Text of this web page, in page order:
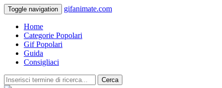
Toggle navigation gifanimate.com
Home
Categorie Popolari
Gif Popolari
Guida
Consigliaci
Cerca